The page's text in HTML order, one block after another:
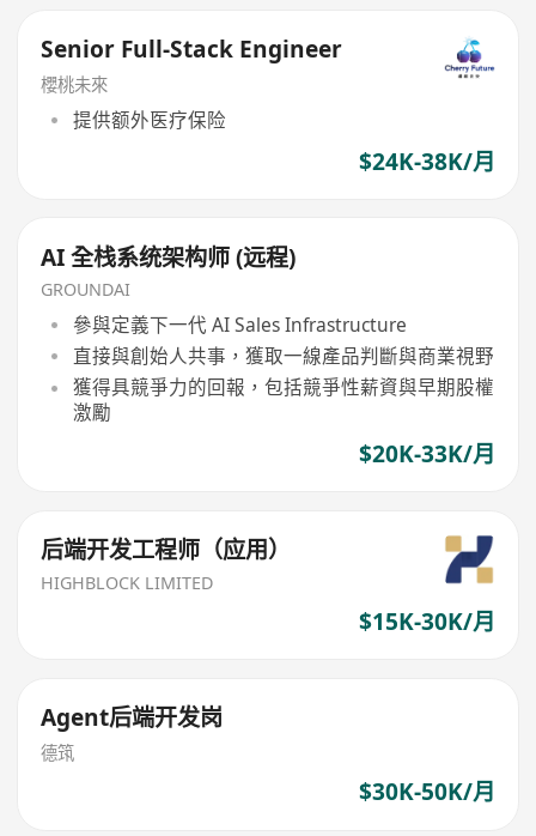
Senior Full-Stack Engineer
櫻桃未來
提供额外医疗保险
$24K-38K/月
AI 全栈系统架构师 (远程)
GROUNDAI
參與定義下一代 AI Sales Infrastructure
直接與創始人共事，獲取一線產品判斷與商業視野
獲得具競爭力的回報，包括競爭性薪資與早期股權
激勵
$20K-33K/月
后端开发工程师（应用）
HIGHBLOCK LIMITED
$15K-30K/月
Agent后端开发岗
德筑
$30K-50K/月